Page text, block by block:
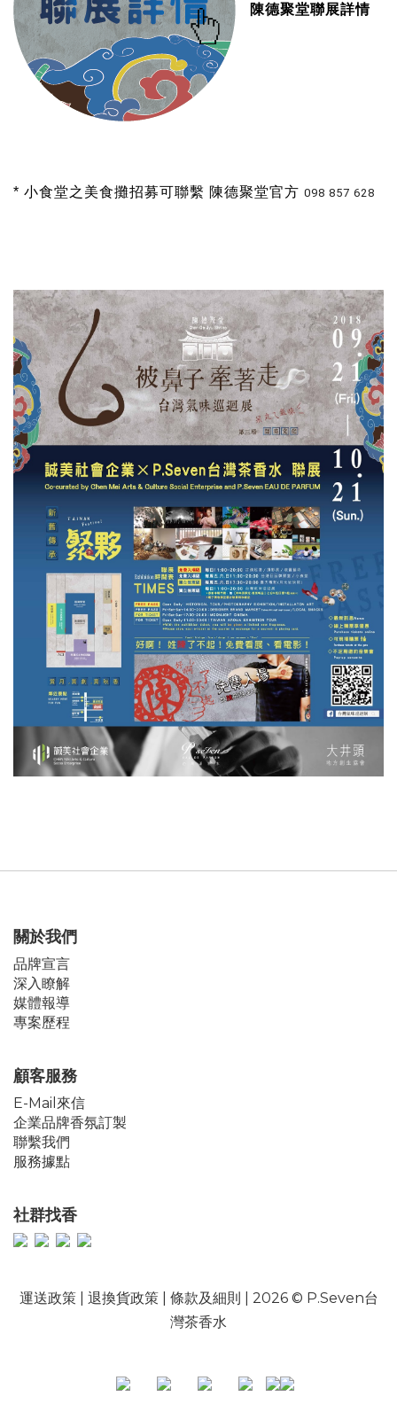
陳德聚堂聯展詳情
* 小食堂之美食攤招募可聯繫 陳德聚堂官方 098 857 628
關於我們
品牌宣言
深入瞭解
媒體報導
專案歷程
顧客服務
E-Mail來信
企業品牌香氛訂製
聯繫我們
服務據點
社群找香
運送政策| 退換貨政策| 條款及細則 | 2026 © P.Seven台
灣茶香水